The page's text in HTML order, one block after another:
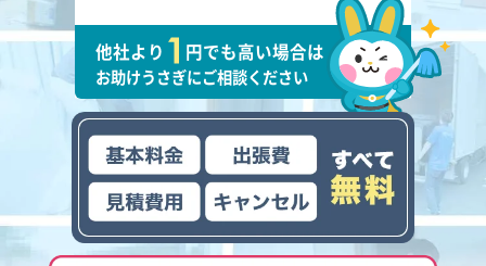
他社より 円でも高い場合は
お助けうさぎにご相談ください